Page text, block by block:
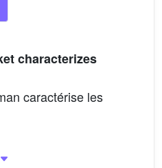
characterizes
caractérise les